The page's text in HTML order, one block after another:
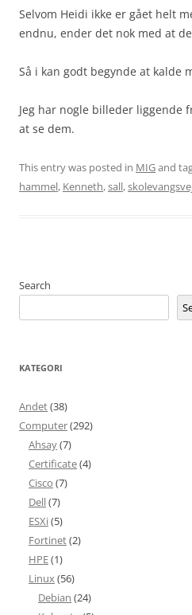
Selvom Heidi ikke er gået helt
endnu, ender det nok med at
Så i kan godt begynde at kalde
Jeg har nogle billeder liggende
at se dem.
This entry was posted in MIGand
hammel, Kenneth,sall,
Search
KATEGORI
Andet(38)
Computer(292)
Ahsay(7)
Certificate(4)
Cisco (7)
Dell(7)
ESXi(5)
Fortinet(2)
HPE(1)
Linux(56)
Debian (24)